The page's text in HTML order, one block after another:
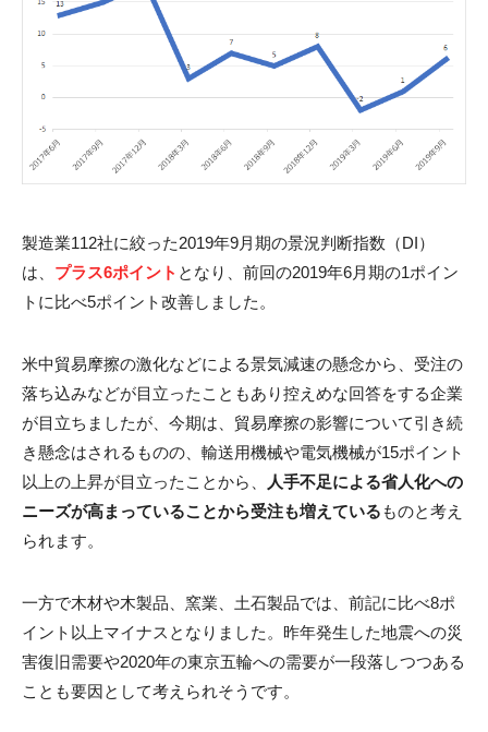
製造業112社に絞った2019年9月期の景況判断指数（DI）
は、 プラス6ポイント となり、前回の2019年6月期の1ポイン
トに比べ5ポイント改善しました。
米中貿易摩擦の激化などによる景気減速の懸念から、受注の
落ち込みなどが目立ったこともあり控えめな回答をする企業
が目立ちましたが、今期は、貿易摩擦の影響について引き続
き懸念はされるものの、輸送用機械や電気機械が15ポイント
以上の上昇が目立ったことから、
人手不足による省人化への
ニーズが高まっていることから受注も増えている ものと考え
られます。
一方で木材や木製品、窯業、土石製品では、前記に比べ8ポ
イント以上マイナスとなりました。昨年発生した地震への災
害復旧需要や2020年の東京五輪への需要が一段落しつつある
ことも要因として考えられそうです。